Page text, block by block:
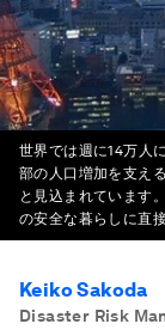
世界では週に14万人
部の人口増加を支え
と見込まれています
の安全な暮らしに直
Keiko Sakoda
Disaster Risk